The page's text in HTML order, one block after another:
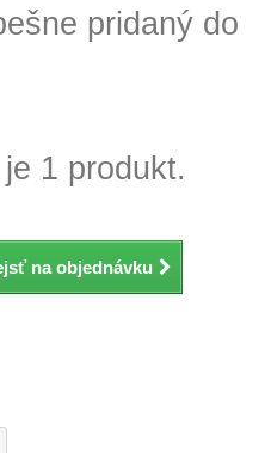
pridaný do
1 produkt.
na objednávku